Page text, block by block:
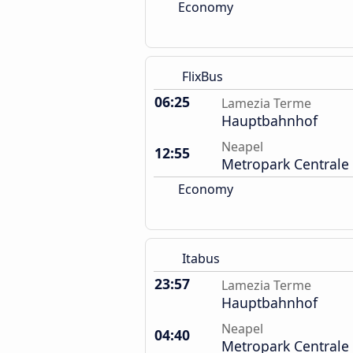
Economy
FlixBus
06:25 Lamezia Terme
Hauptbahnhof
12:55
Neapel
Metropark Centrale
Economy
Itabus
23:57 Lamezia Terme
Hauptbahnhof
04:40
Neapel
Metropark Centrale